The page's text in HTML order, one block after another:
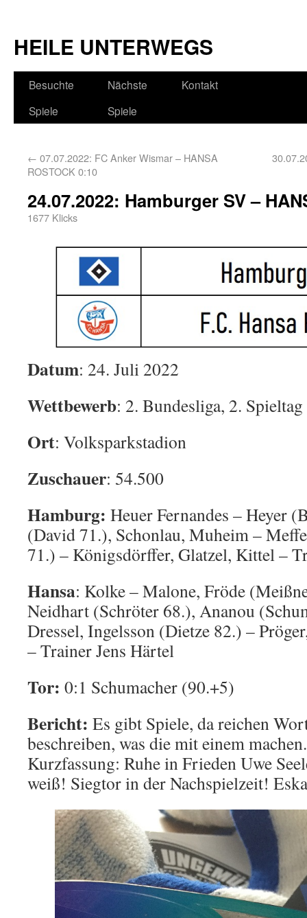
HEILE UNTERWEGS
Besuchte
Spiele
Nächste
Spiele
Kontakt
← 07.07.2022: FC Anker Wismar – HANSA
ROSTOCK 0:10
24.07.2022: Hamburger SV –
1677 Klicks
Datum: 24. Juli 2022
Wettbewerb: 2. Bundesliga, 2. Spieltag
Ort: Volksparkstadion
Zuschauer: 54.500
Hamburg: Heuer Fernandes – Heyer
(David 71.), Schonlau, Muheim –
71.) – Königsdörffer, Glatzel, Kittel –
Hansa: Kolke – Malone, Fröde
Neidhart (Schröter 68.), Ananou
Dressel, Ingelsson (Dietze 82.) –
– Trainer Jens Härtel
Tor: 0:1 Schumacher (90.+5)
Bericht: Es gibt Spiele, da reichen
beschreiben, was die mit einem
Kurzfassung: Ruhe in Frieden Uwe
weiß! Siegtor in der Nachspielzeit!